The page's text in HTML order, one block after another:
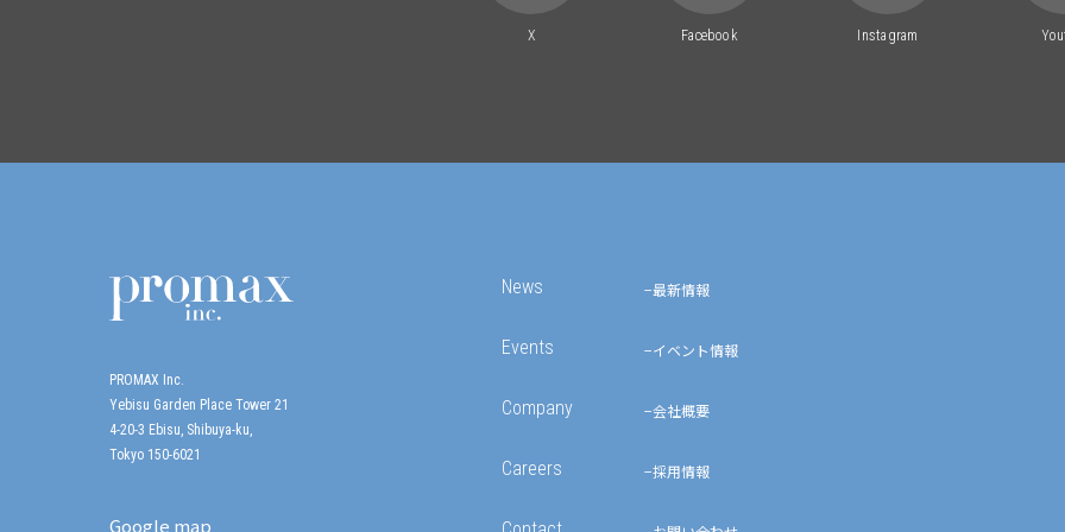
X Facebook Instagram
News 最新情報
Events イベント情報
Company 会社概要
Careers 採用情報
PROMAX Inc.
Yebisu Garden Place Tower 21
4-20-3 Ebisu, Shibuya-ku,
Tokyo 150-6021
Google map